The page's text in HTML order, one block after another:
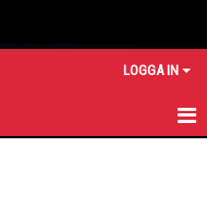
LOGGA IN